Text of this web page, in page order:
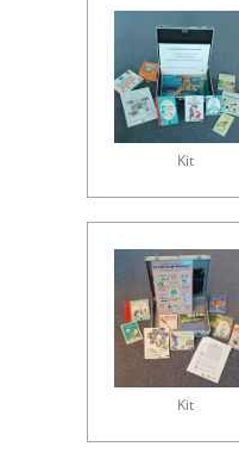
Kit
Kit